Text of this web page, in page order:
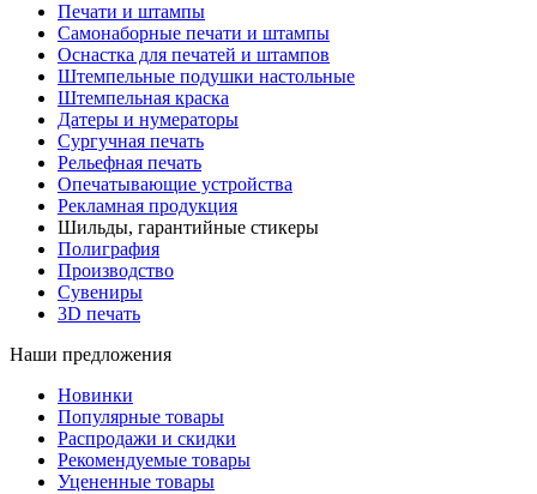
Печати и штампы
Самонаборные печати и штампы
Оснастка для печатей и штампов
Штемпельные подушки настольные
Штемпельная краска
Датеры и нумераторы
Сургучная печать
Рельефная печать
Опечатывающие устройства
Рекламная продукция
Шильды, гарантийные стикеры
Полиграфия
Производство
Сувениры
3D печать
Наши предложения
Новинки
Популярные товары
Распродажи и скидки
Рекомендуемые товары
Уцененные товары